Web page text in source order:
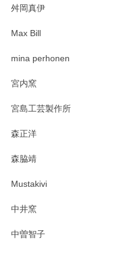
おかけしました。 ありがとう
舛岡真伊
Max Bill
mina perhonen
宮内窯
宮島工芸製作所
森正洋
森脇靖
Mustakivi
中井窯
中曽智子